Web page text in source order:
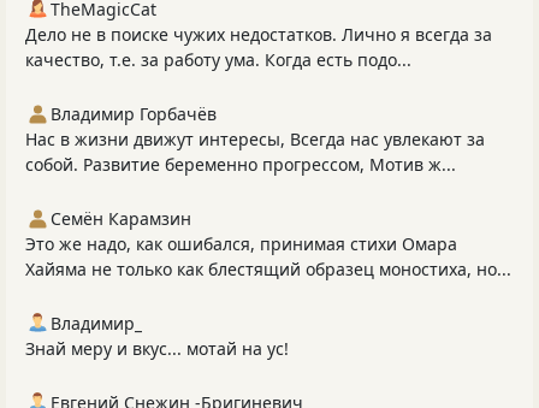
TheMagicCat
Дело не в поиске чужих недостатков. Лично я всегда за
качество, т.е. за работу ума. Когда есть подо...
Владимир Горбачёв
Нас в жизни движут интересы, Всегда нас увлекают за
собой. Развитие беременно прогрессом, Мотив ж...
Семён Карамзин
Это же надо, как ошибался, принимая стихи Омара
Хайяма не только как блестящий образец моностиха, но...
Владимир_
Знай меру и вкус... мотай на ус!
Евгений Снежин -Бригиневич